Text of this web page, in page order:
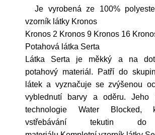
Je vyrobená ze 100%
vzorník látky Kronos
Kronos 2 Kronos 9 Kronos 16
Potahová látka Serta
Látka Serta je měkký a na
potahový materiál. Patří do
látek a vyznačuje se zvýšenou
vyblednutí barvy a oděru. Jeho
technologie Water Blocked,
vstřebávání tekutin do